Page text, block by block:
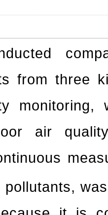
from three
monitoring,
air